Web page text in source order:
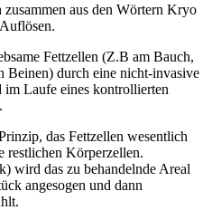
aus den Wörtern Kryo
Fettzellen (Z.B am Bauch,
Beinen) durch eine nicht-invasive
im Laufe eines kontrollierten
das Fettzellen wesentlich
restlichen Körperzellen.
wird das zu behandelnde Areal
angesogen und dann